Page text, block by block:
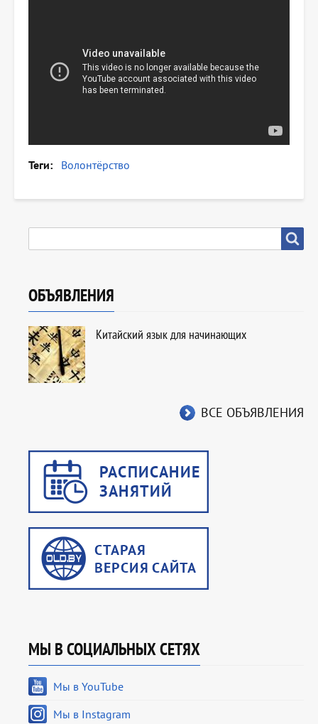
Теги Волонтёрство
ОБЪЯВЛЕНИЯ
Китайский язык для начинающих
ВСЕ ОБЪЯВЛЕНИЯ
МЫ В СОЦИАЛЬНЫХ СЕТЯХ
Мы в YouTube
Мы в Instagram